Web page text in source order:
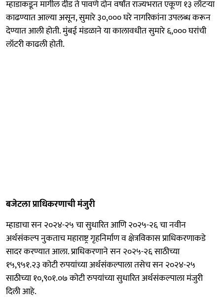
म्हाडाकडून मागील दीड ते पावणे दोन वर्षांत राज्यभरात एकूण १३ लॉटऱ्या
काढण्यात आल्या असून, सुमारे ३०,००० घरे नागरिकांना उपलब्ध करून
देण्यात आली होती. मुंबई मंडळाने या कालावधीत सुमारे ६,००० घरांची
लॉटरी काढली होती.
बजेटला प्राधिकरणाची मंजुरी
म्हाडाचा सन २०२४-२५ चा सुधारित आणि २०२५-२६ चा नवीन
अर्थसंकल्प नुकताच महाराष्ट्र गृहनिर्माण व क्षेत्रविकास प्राधिकरणाकडे
सादर करण्यात आला. प्राधिकरणाने सन २०२५-२६ साठीच्या
१५,९५१.२३ कोटी रुपयांच्या अर्थसंकल्पाला तसेच सन २०२४-२५
साठीच्या १०,९०१.०७ कोटी रुपयांच्या सुधारित अर्थसंकल्पाला मंजुरी
दिली आहे.